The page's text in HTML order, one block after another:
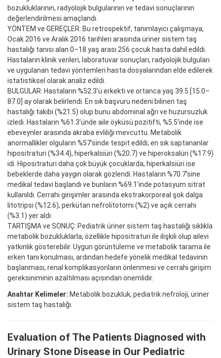
bozukluklarının, radyolojik bulgularının ve tedavi sonuçlarının
değerlendirilmesi amaçlandı.
YÖNTEM ve GEREÇLER: Bu retrospektif, tanımlayıcı çalışmaya,
Ocak 2016 ve Aralık 2016 tarihleri arasında üriner sistem taş
hastalığı tanısı alan 0–18 yaş arası 256 çocuk hasta dahil edildi.
Hastaların klinik verileri, laboratuvar sonuçları, radyolojik bulguları
ve uygulanan tedavi yöntemleri hasta dosyalarından elde edilerek
istatistiksel olarak analiz edildi.
BULGULAR: Hastaların %52.3’ü erkekti ve ortanca yaş 39.5 [15.0–
87.0] ay olarak belirlendi. En sık başvuru nedeni bilinen taş
hastalığı takibi (%21.5) olup bunu abdominal ağrı ve huzursuzluk
izledi. Hastaların %61.3’ünde aile öyküsü pozitifti, %5.5’inde ise
ebeveynler arasında akraba evliliği mevcuttu. Metabolik
anormallikler olguların %57’sinde tespit edildi; en sık saptananlar
hipositraturi (%34.4), hiperkalsiüri (%20.7) ve hiperoksalüri (%17.9)
idi. Hipositraturi daha çok büyük çocuklarda, hiperkalsiüri ise
bebeklerde daha yaygın olarak gözlendi. Hastaların %70.7’sine
medikal tedavi başlandı ve bunların %69.1’inde potasyum sitrat
kullanıldı. Cerrahi girişimler arasında ekstrakorporeal şok dalga
litotripsi (%12.6), perkütan nefrolitotomi (%2) ve açık cerrahi
(%3.1) yer aldı.
TARTIŞMA ve SONUÇ: Pediatrik üriner sistem taş hastalığı sıklıkla
metabolik bozukluklarla, özellikle hipositraturi ile ilişkili olup ailevi
yatkınlık gösterebilir. Uygun görüntüleme ve metabolik tarama ile
erken tanı konulması, ardından hedefe yönelik medikal tedavinin
başlanması, renal komplikasyonların önlenmesi ve cerrahi girişim
gereksiniminin azaltılması açısından önemlidir.
Anahtar Kelimeler: Metabolik bozukluk, pediatrik nefroloji, üriner
sistem taş hastalığı.
Evaluation of The Patients Diagnosed with
Urinary Stone Disease in Our Pediatric